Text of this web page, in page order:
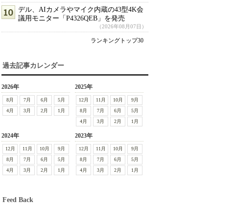
デル、AIカメラやマイク内蔵の43型4K会
議用モニター「P4326QEB」を発売
（2026年08月07日）
ランキングトップ30
過去記事カレンダー
2026年
8月 7月 6月
5月
4月
3月 2月 1月
2025年
12月 11月 10月
9月
8月
7月 6月
5月
4月
3月 2月 1月
2024年
12月 11月 10月
9月
8月
7月 6月
5月
4月
3月 2月 1月
2023年
12月 11月 10月
9月
8月
7月 6月
5月
4月
3月 2月 1月
Feed Back